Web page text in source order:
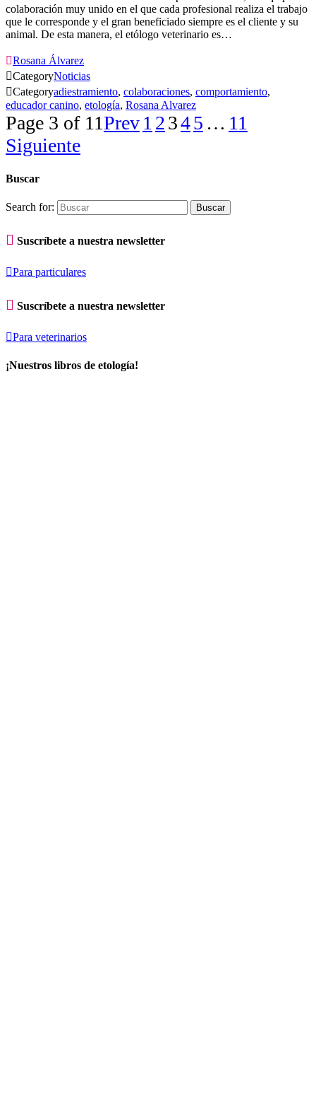
colaboración muy unido en el que cada profesional realiza el trabajo
que le corresponde y el gran beneficiado siempre es el cliente y su
animal. De esta manera, el etólogo veterinario es…
Rosana Álvarez
CategoryNoticias
Categoryadiestramiento, colaboraciones, comportamiento,
educador canino, etología, Rosana Alvarez
Page 3 of 11Prev12345 … 11
Siguiente
Buscar
Search for:
 Suscríbete a nuestra newsletter
Para particulares
 Suscríbete a nuestra newsletter
Para veterinarios
¡Nuestros libros de etología!